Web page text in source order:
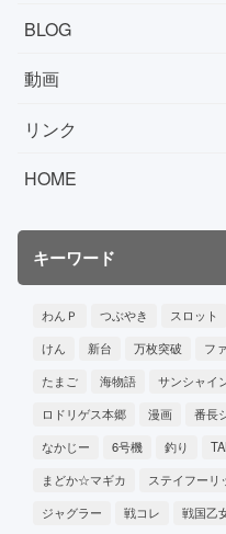
BLOG
動画
リンク
HOME
キーワード
わんＰ つぶやき スロット
けん
新台 万枚突破 フ
たまご
海物語 サンシャイ
ロドリゲス本郷
漫画 番長
なかじー
6号機 釣り
まどか☆マギカ
ステイフーリ
ジャグラー
戦コレ 戦国乙